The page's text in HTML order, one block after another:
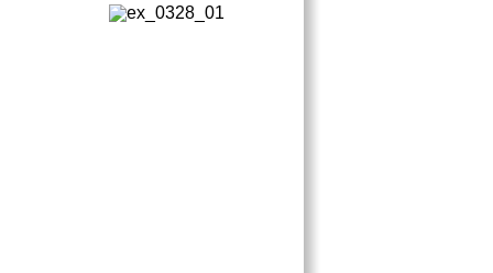
MAÑANA GRAN APAGÓN EN
CAMPECHE POR LA HORA DEL